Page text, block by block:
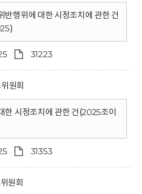
반행위에 대한 시정조치에 관한 건
31223
원회
한 시정조치에 관한 건(2025조이
31353
원회